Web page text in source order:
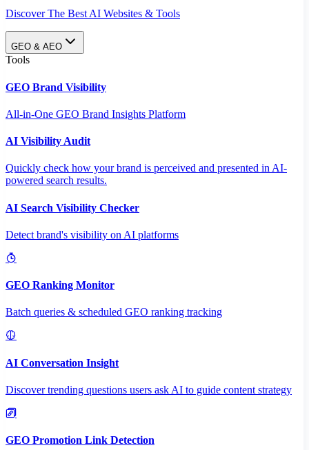
Discover The Best AI Websites & Tools
GEO & AEO
Tools
GEO Brand Visibility
All-in-One GEO Brand Insights Platform
AI Visibility Audit
Quickly check how your brand is perceived and presented in AI-
powered search results.
AI Search Visibility Checker
Detect brand's visibility on AI platforms
GEO Ranking Monitor
Batch queries & scheduled GEO ranking tracking
AI Conversation Insight
Discover trending questions users ask AI to guide content strategy
GEO Promotion Link Detection